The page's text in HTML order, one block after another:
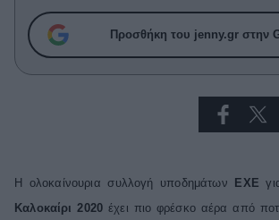
Συνεντεύξεις
Who
True Stories
Ask the Guru
Living
Προσθήκη του jenny.gr στην
Η ολοκαίνουρια συλλογή υποδημάτων EXE
Καλοκαίρι 2020 έχει πιο φρέσκο αέρα από